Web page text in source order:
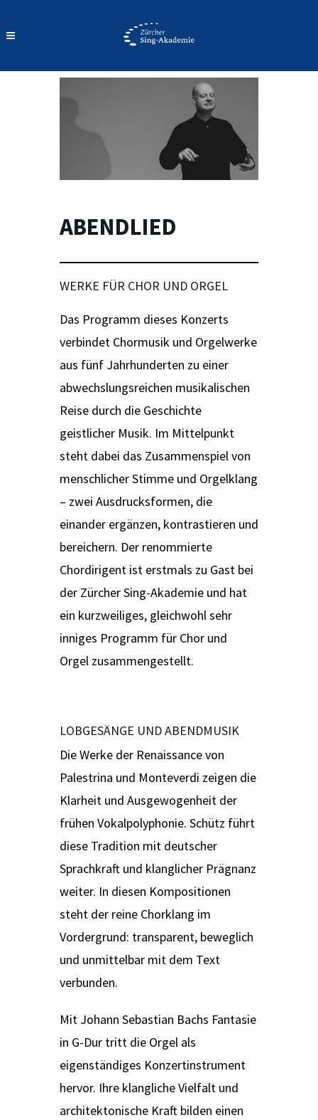
ABENDLIED
WERKE FÜR CHOR UND ORGEL
Das Programm dieses Konzerts
verbindet Chormusik und Orgelwerke
aus fünf Jahrhunderten zu einer
abwechslungsreichen musikalischen
Reise durch die Geschichte
geistlicher Musik. Im Mittelpunkt
steht dabei das Zusammenspiel von
menschlicher Stimme und Orgelklang
– zwei Ausdrucksformen, die
einander ergänzen, kontrastieren und
bereichern. Der renommierte
Chordirigent ist erstmals zu Gast bei
der Zürcher Sing-Akademie und hat
ein kurzweiliges, gleichwohl sehr
inniges Programm für Chor und
Orgel zusammengestellt.
LOBGESÄNGE UND ABENDMUSIK
Die Werke der Renaissance von
Palestrina und Monteverdi zeigen die
Klarheit und Ausgewogenheit der
frühen Vokalpolyphonie. Schütz führt
diese Tradition mit deutscher
Sprachkraft und klanglicher Prägnanz
weiter. In diesen Kompositionen
steht der reine Chorklang im
Vordergrund: transparent, beweglich
und unmittelbar mit dem Text
verbunden.
Mit Johann Sebastian Bachs Fantasie
in G-Dur tritt die Orgel als
eigenständiges Konzertinstrument
hervor. Ihre klangliche Vielfalt und
architektonische Kraft bilden einen